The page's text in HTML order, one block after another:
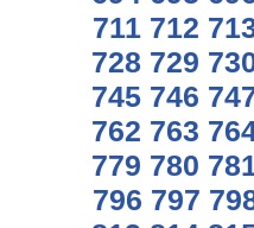
711 712
728 729
745 746
762 763
779 780
796 797